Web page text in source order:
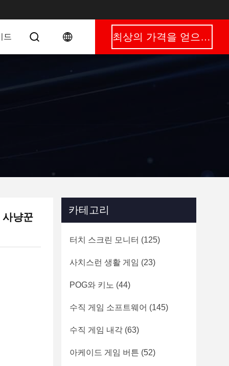
드 최상의 가격을 얻으세요
냥꾼
카테고리
터치 스크린 모니터 (125)
사치스런 생활 게임 (23)
POG와 키노 (44)
수직 게임 소프트웨어 (145)
수직 게임 내각 (63)
아케이드 게임 버튼 (52)